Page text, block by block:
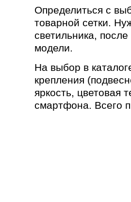
Определиться с
товарной сетки.
светильника,
модели.
На выбор в
крепления
яркость, цветовая
смартфона. Всего